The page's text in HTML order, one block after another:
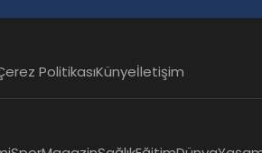
PolitikasıKünyeİletişim